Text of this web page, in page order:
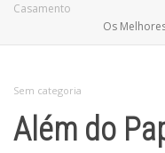
Casamento
Os
Sem categoria
Além do